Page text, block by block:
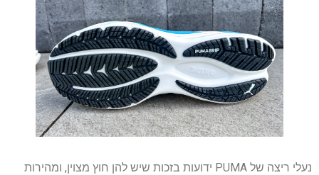
נעלי ריצה של PUMA ידועות בזכות שיש להן חוץ מצוין, ומהירות